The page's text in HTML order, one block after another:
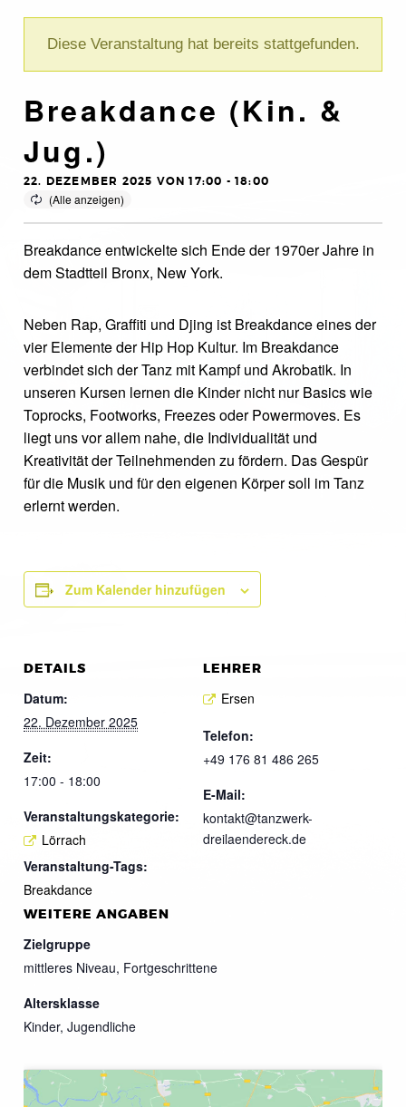
Diese Veranstaltung hat bereits stattgefunden.
Breakdance (Kin. &
Jug.)
22. DEZEMBER 2025 VON 17:00 -18:00
Breakdance entwickelte sich Ende der 1970er Jahre in
dem Stadtteil Bronx, New York.
Neben Rap, Graffiti und Djing ist Breakdance eines der
vier Elemente der Hip Hop Kultur. Im Breakdance
verbindet sich der Tanz mit Kampf und Akrobatik. In
unseren Kursen lernen die Kinder nicht nur Basics wie
Toprocks, Footworks, Freezes oder Powermoves. Es
liegt uns vor allem nahe, die Individualität und
Kreativität der Teilnehmenden zu fördern. Das Gespür
für die Musik und für den eigenen Körper soll im Tanz
erlernt werden.
Zum Kalender hinzufügen
DETAILS
Datum:
22. Dezember 2025
Zeit:
17:00 - 18:00
Veranstaltungskategorie:
Lörrach
Veranstaltung-Tags:
Breakdance
LEHRER
Ersen
Telefon:
+49 176 81 486 265
E-Mail:
kontakt@tanzwerk-
dreilaendereck.de
WEITERE ANGABEN
Zielgruppe
mittleres Niveau, Fortgeschrittene
Altersklasse
Kinder, Jugendliche